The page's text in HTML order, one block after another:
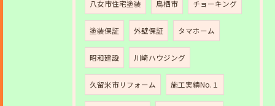
八女市住宅塗装 鳥栖市 チョーキング
塗装保証 外壁保証 タマホーム
昭和建設 川崎ハウジング
久留米市リフォーム 施工実績No.１